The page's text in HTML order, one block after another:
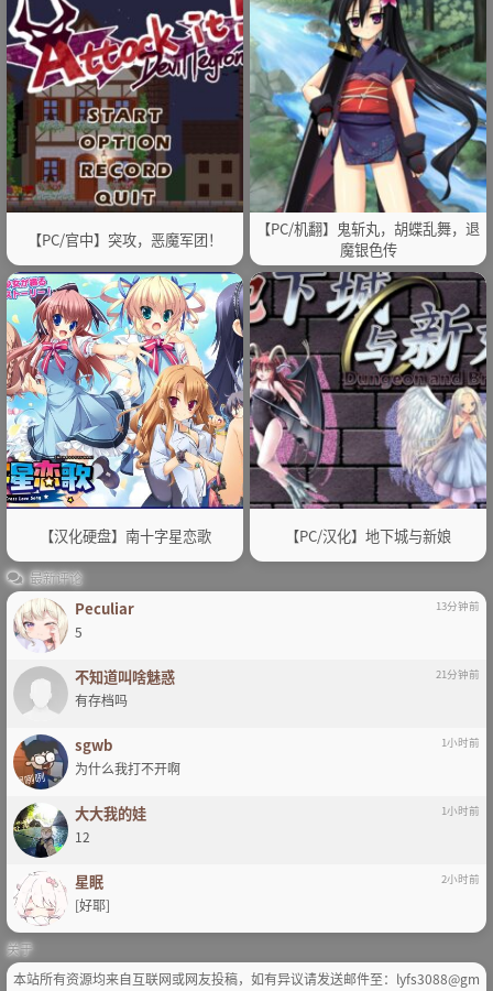
【PC/官中】突攻，恶魔军团！
【PC/机翻】鬼斩丸，胡蝶乱舞，退
魔银色传
【汉化硬盘】南十字星恋歌 【PC/汉化】地下城与新娘
最新评论
Peculiar 13分钟前
5
不知道叫啥魅惑 21分钟前
有存档吗
sgwb 1小时前
为什么我打不开啊
大大我的娃 1小时前
12
星眠 2小时前
[好耶]
关于
本站所有资源均来自互联网或网友投稿，如有异议请发送邮件至：lyfs3088@gm